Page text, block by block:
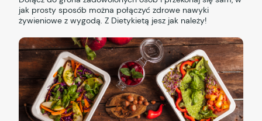
jak prosty sposób można połączyć zdrowe nawyki
żywieniowe z wygodą. Z Dietykietą jesz jak należy!